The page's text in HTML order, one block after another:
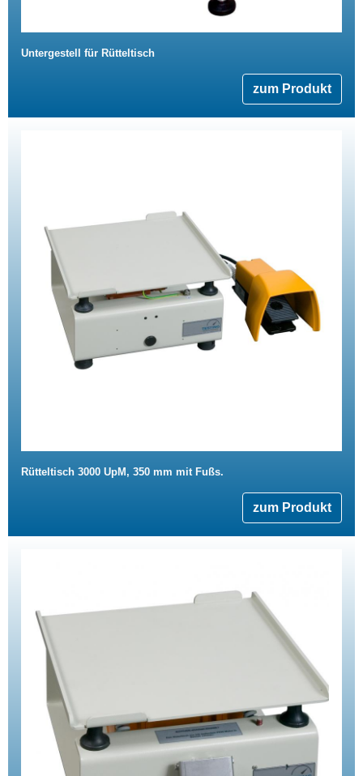
Untergestell für Rütteltisch
zum Produkt
Rütteltisch 3000 UpM, 350 mm mit Fußs.
zum Produkt